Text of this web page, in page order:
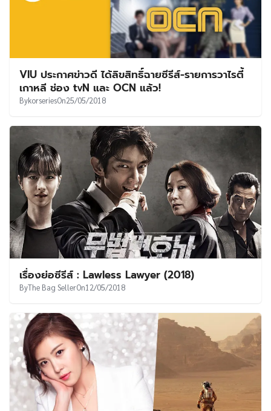
VIU ประกาศข่าวดี ได้ลิขสิทธิ์ฉายซีรีส์-รายการวาไรตี้
เกาหลี ช่อง tvN และ OCN แล้ว!
BykorseriesOn25/05/2018
เรื่องย่อซีรีส์ : Lawless Lawyer (2018)
ByThe Bag SellerOn12/05/2018